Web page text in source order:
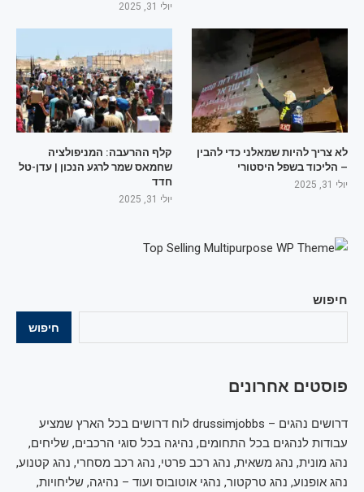
חיפוש
חיפוש
פוסטים אחרונים
דרושים נהגים – drussimjobbs לוח דרושים בכל הארץ שמציע
עבודות לנהגים בכל התחומים, נהיגה בכל סוגי הרכבים, שליחים,
נהג מונית, נהג משאית, נהג רכב פרטי, נהג רכב מסחרי, נהג קטנוע,
נהג אופנוע, נהג טרקטור, נהגי אוטובוס ועוד – נהיגה, שליחויות,
יולי 31, 2025
לא צריך להיות שמאלני כדי להבין
– הליכוד בשפל היסטורי
יולי 31, 2025
קלף ההרעבה: המניפולציה
שחמאס שמר לרגע הנכון | עדן-טל
חדד
יולי 31, 2025